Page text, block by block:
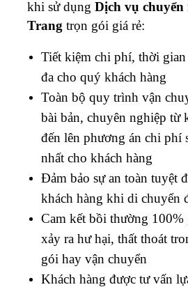
khi sử dụng Dịch vụ
Trang trọn gói giá rẻ:
Tiết kiệm chi phí, thời
đa cho quý khách hàng
Toàn bộ quy trình vận
bài bản, chuyên nghiệp từ
đến lên phương án chi phí
nhất cho khách hàng
Đảm bảo sự an toàn tuyệt
khách hàng khi di chuyển
Cam kết bồi thường 100%
xảy ra hư hại, thất thoát
gói hay vận chuyển
Khách hàng được tư vấn